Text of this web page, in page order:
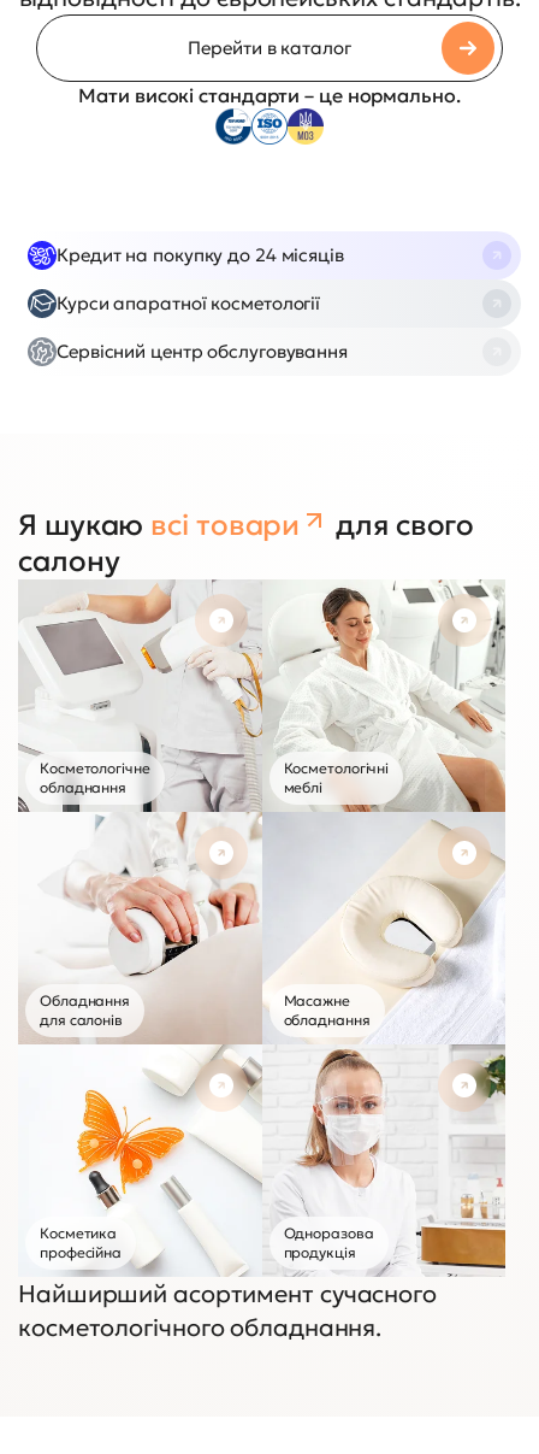
Кредит на покупку до 24 місяців
Курси апаратної косметології
Сервісний центр обслуговування
Перейти в каталог
Мати високі стандарти – це нормально.
Я шукаю всі товари
для свого
салону
Косметологічне
обладнання
Більше 960 пропозицій
Косметологічні
меблі
Більше
Обладнання
для салонів
Більше 490 пропозицій
Масажне
обладнання
Більше
Косметика
професійна
Більше 290 пропозицій
Одноразова
продукція
Більше
Найширший асортимент сучасного
косметологічного обладнання.